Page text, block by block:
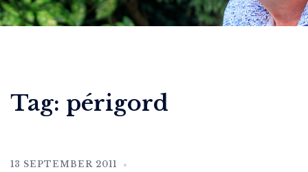
Tag: périgord
13 SEPTEMBER 2011